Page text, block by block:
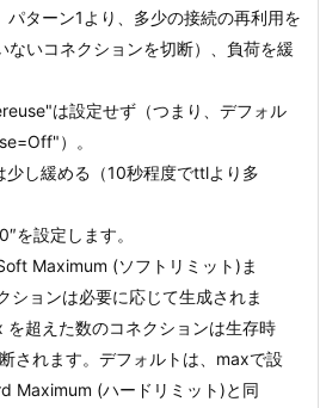
パターン1より、多少の接続の再利用を
ないコネクションを切断）、負荷を緩
は設定せず（つまり、デフォル
）。
し緩める（10秒程度でttlより多
を設定します。
Maximum (ソフトリミット)ま
ションは必要に応じて生成されま
を超えた数のコネクションは生存時
されます。デフォルトは、maxで設
Maximum (ハードリミット)と同